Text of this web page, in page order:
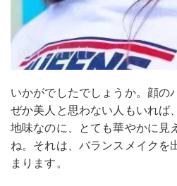
いかがでしたでしょうか。顔の
ぜか美人と思わない人もいれば
地味なのに、とても華やかに見
ね。それは、バランスメイクを
まります。